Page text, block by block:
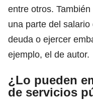
entre otros.
una parte del
deuda o ejercer
ejemplo, el de autor.
¿Lo pueden
de servicios